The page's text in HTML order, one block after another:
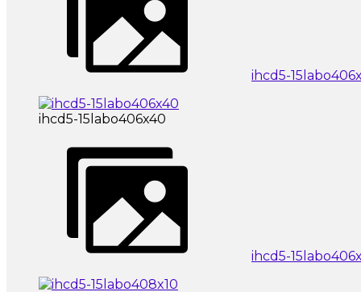
ihcd5-
ihcd5-15labo406x40
ihcd5-